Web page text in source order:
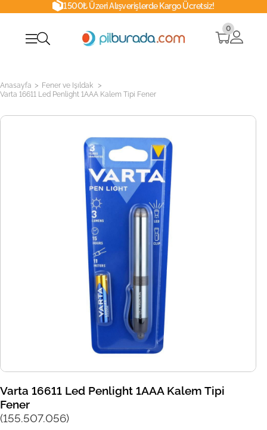
1500₺ Üzeri Alışverişlerde Kargo Ücretsiz!
0
Anasayfa > Fener ve Işıldak >
Varta 16611 Led Penlight 1AAA Kalem Tipi Fener
Varta 16611 Led Penlight 1AAA Kalem Tipi
Fener
(155.507.056)